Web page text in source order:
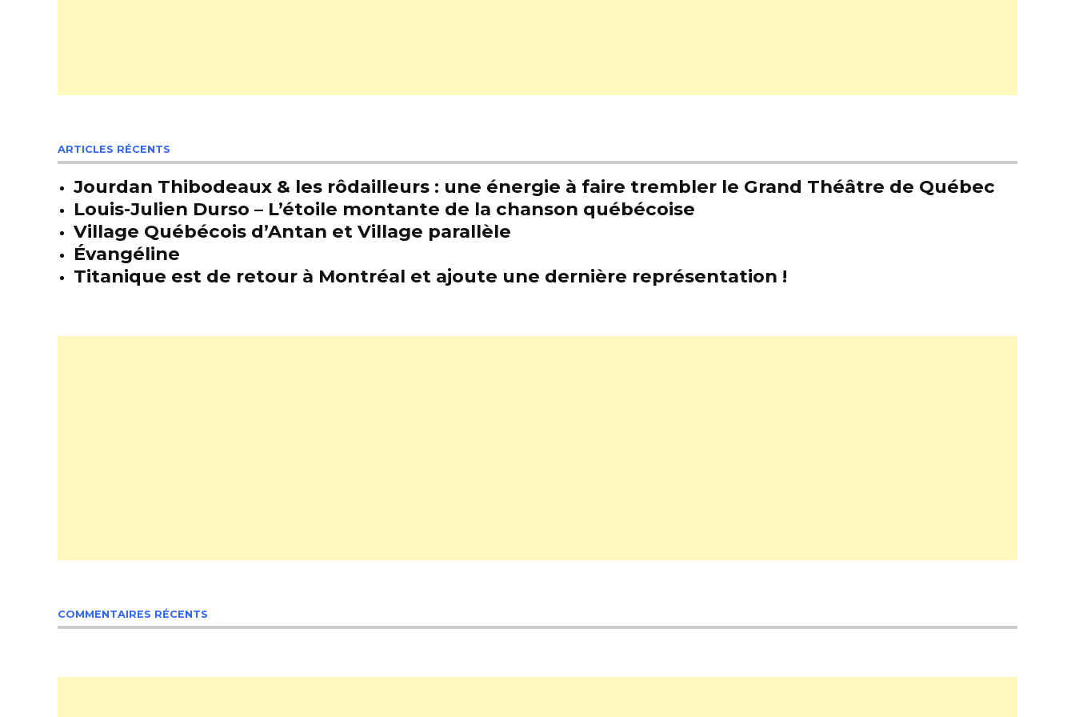
ARTICLES RÉCENTS
Jourdan Thibodeaux & les rôdailleurs : une énergie à faire trembler le Grand Théâtre de Québec
Louis-Julien Durso – L’étoile montante de la chanson québécoise
Village Québécois d’Antan et Village parallèle
Évangéline
Titanique est de retour à Montréal et ajoute une dernière représentation !
COMMENTAIRES RÉCENTS